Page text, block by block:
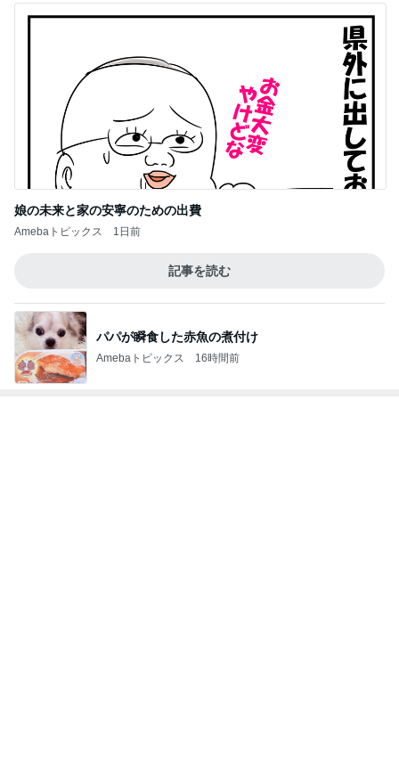
娘の未来と家の安寧のための出費
Amebaトピックス 1日前
記事を読む
パパが瞬食した赤魚の煮付け
Amebaトピックス 16時間前